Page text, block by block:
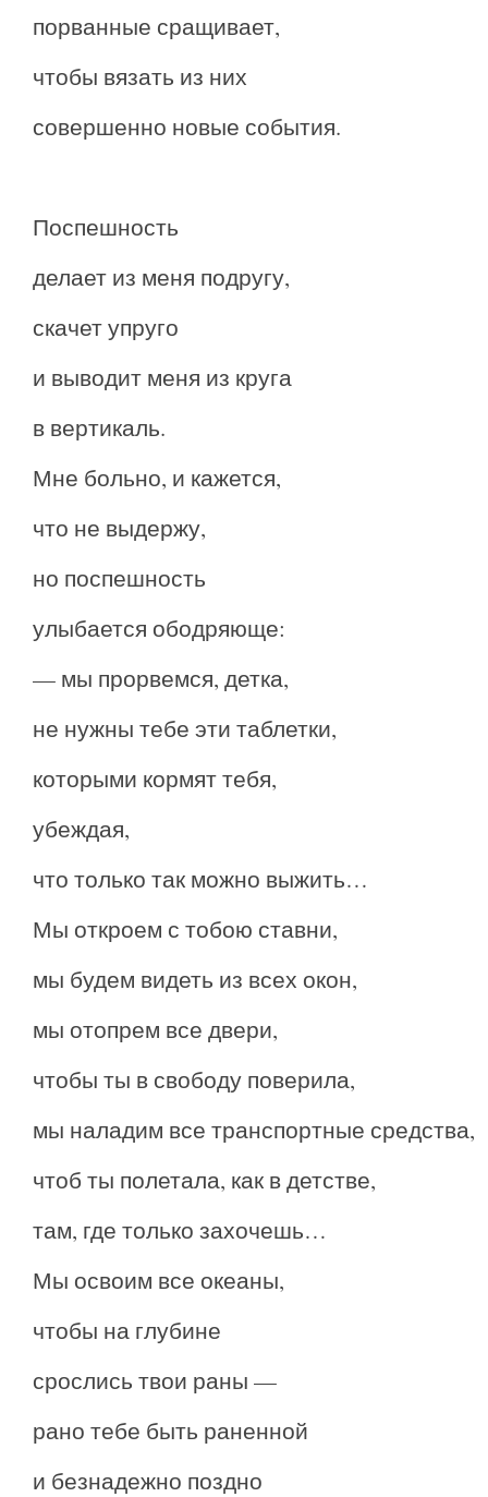
порванные сращивает,
чтобы вязать из них
совершенно новые события.
Поспешность
делает из меня подругу,
скачет упруго
и выводит меня из круга
в вертикаль.
Мне больно, и кажется,
что не выдержу,
но поспешность
улыбается ободряюще:
— мы прорвемся, детка,
не нужны тебе эти таблетки,
которыми кормят тебя,
убеждая,
что только так можно выжить…
Мы откроем с тобою ставни,
мы будем видеть из всех окон,
мы отопрем все двери,
чтобы ты в свободу поверила,
мы наладим все транспортные средства,
чтоб ты полетала, как в детстве,
там, где только захочешь…
Мы освоим все океаны,
чтобы на глубине
срослись твои раны —
рано тебе быть раненной
и безнадежно поздно